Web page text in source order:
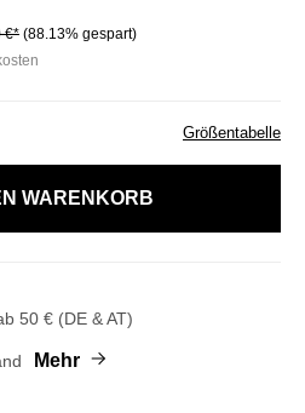
€* (88.13% gespart)
Größentabelle
WARENKORB
50 € (DE & AT)
Mehr